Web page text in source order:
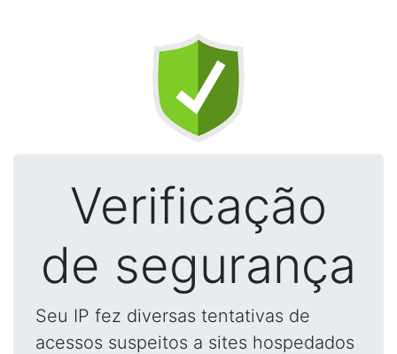
Verificação
de segurança
Seu IP fez diversas tentativas de
acessos suspeitos a sites hospedados